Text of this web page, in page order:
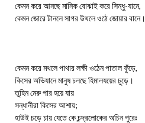
কেমন করে আনছে মানিক বোঝাই করে সিন্ধু-যানে,
কেমন জোরে টানলে সাগর উথলে ওঠে জোয়ার বানে।
কেমন করে মথলে পাথার লক্ষী ওঠেন পাতাল ফুঁড়ে,
কিসের অভিযানে মানুষ চলছে হিমালযয়ের চুড়ে।
তুহিন মেরু পার হয়ে যায়
সন্ধানীরা কিসের আশায়;
হাউই চড়ে চায় যেতে কে চন্দ্রলোকের অচিন পুরেঃ